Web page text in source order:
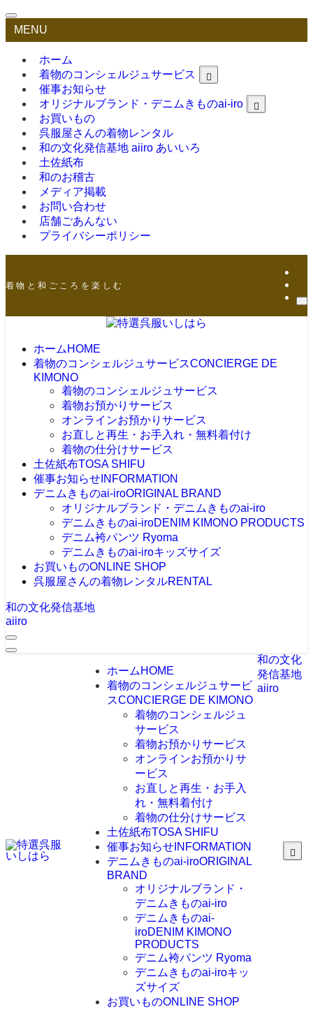
MENU
ホーム
着物のコンシェルジュサービス
催事お知らせ
オリジナルブランド・デニムきものai-iro
お買いもの
呉服屋さんの着物レンタル
和の文化発信基地 aiiro あいいろ
土佐紙布
和のお稽古
メディア掲載
お問い合わせ
店舗ごあんない
プライバシーポリシー
着 物 と 和 ご こ ろ を 楽 し む
ホーム HOME
着物のコンシェルジュサービスCONCIERGE DE
KIMONO
着物のコンシェルジュサービス
着物お預かりサービス
オンラインお預かりサービス
お直しと再生・お手入れ・無料着付け
着物の仕分けサービス
土佐紙布TOSA SHIFU
催事お知らせ INFORMATION
デニムきものai-iroORIGINAL BRAND
オリジナルブランド・デニムきものai-iro
デニムきものai-iroDENIM KIMONO PRODUCTS
デニム袴パンツ Ryoma
デニムきものai-iroキッズサイズ
お買いものONLINE SHOP
呉服屋さんの着物レンタルRENTAL
和の文化発信基地
aiiro
ホーム HOME
着物のコンシェルジュサービ
スCONCIERGE DE KIMONO
着物のコンシェルジュ
サービス
着物お預かりサービス
オンラインお預かりサ
ービス
お直しと再生・お手入
れ・無料着付け
着物の仕分けサービス
土佐紙布TOSA SHIFU
催事お知らせINFORMATION
デニムきものai-iroORIGINAL
BRAND
オリジナルブランド・
デニムきものai-iro
デニムきものai-
iroDENIM KIMONO
PRODUCTS
デニム袴パンツ Ryoma
デニムきものai-iroキッ
ズサイズ
お買いものONLINE SHOP
和の文化
発信基地
aiiro